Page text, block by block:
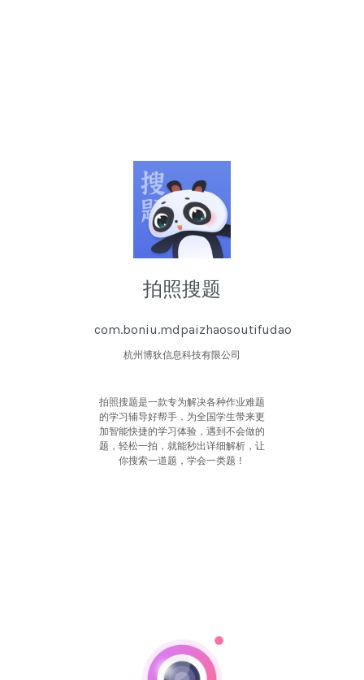
拍照搜题
com.boniu.mdpaizhaosoutifudao
杭州博狄信息科技有限公司
拍照搜题是一款专为解决各种作业难题
的学习辅导好帮手，为全国学生带来更
加智能快捷的学习体验，遇到不会做的
题，轻松一拍，就能秒出详细解析，让
你搜索一道题，学会一类题！